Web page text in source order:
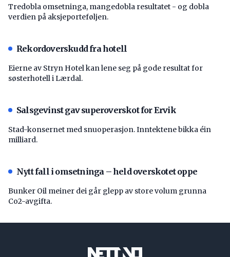
Tredobla omsetninga, mangedobla resultatet - og dobla
verdien på aksjeporteføljen.
Rekordoverskudd fra hotell
Eierne av Stryn Hotel kan lene seg på gode resultat for
søsterhotell i Lærdal.
Salsgevinst gav superoverskot for Ervik
Stad-konsernet med snuoperasjon. Inntektene bikka éin
milliard.
Nytt fall i omsetninga – held overskotet oppe
Bunker Oil meiner dei går glepp av store volum grunna
Co2-avgifta.